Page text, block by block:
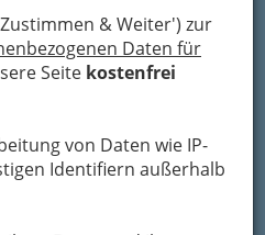
& Weiter') zur
Daten für
Seite kostenfrei
von Daten wie IP-
Identifiern außerhalb